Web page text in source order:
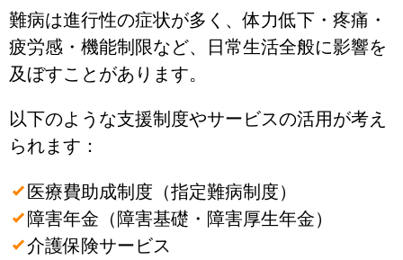
難病は進行性の症状が多く、体力低下・疼痛・
疲労感・機能制限など、日常生活全般に影響を
及ぼすことがあります。
以下のような支援制度やサービスの活用が考え
られます：
医療費助成制度（指定難病制度）
障害年金（障害基礎・障害厚生年金）
介護保険サービス